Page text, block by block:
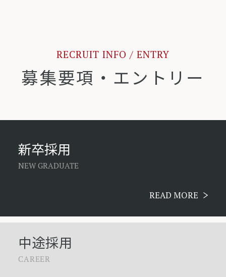
RECRUIT INFO / ENTRY
募集要項・エントリー
新卒採用
NEW GRADUATE
READ MORE
中途採用
CAREER